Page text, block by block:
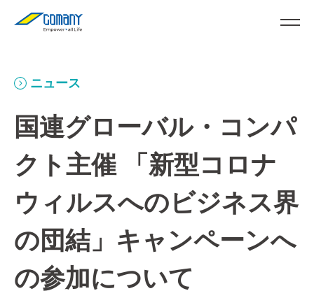
ニュース
国連グローバル・コンパ
クト主催 「新型コロナ
ウィルスへのビジネス界
の団結」キャンペーンへ
の参加について